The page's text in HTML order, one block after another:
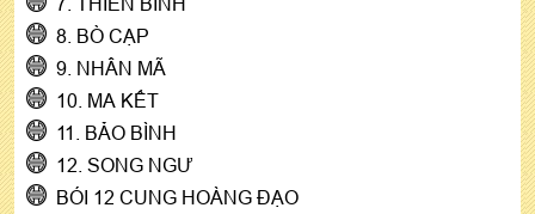
8. BÒ CẠP
9. NHÂN MÃ
10. MA KẾT
11. BẢO BÌNH
12. SONG NGƯ
BÓI 12 CUNG HOÀNG ĐẠO